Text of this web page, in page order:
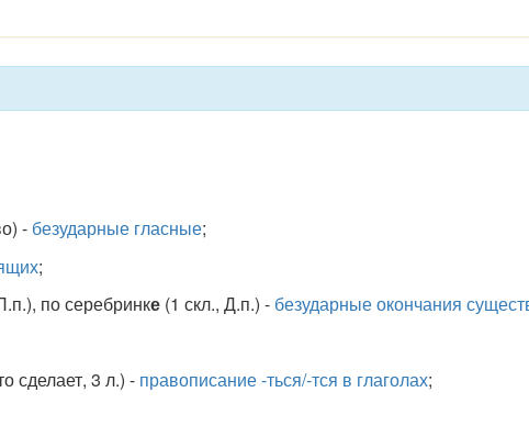
- безударные гласные;
;
по серебринке(1 скл., Д.п.) - безударные окончания
сделает, 3 л.) - правописание -ться/-тся в глаголах;